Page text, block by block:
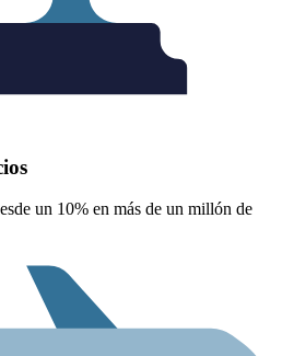
un 10% en más de un millón de